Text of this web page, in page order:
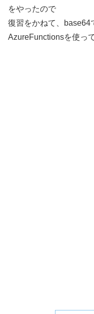
をやったので
復習をかねて、base64
AzureFunctionsを使っ